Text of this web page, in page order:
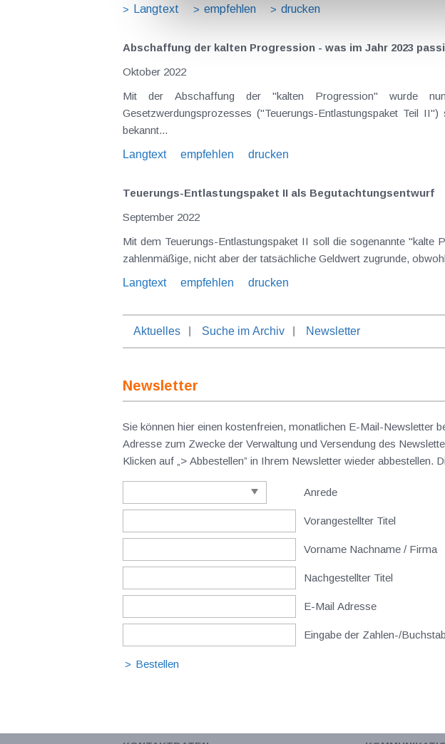
Langtext
empfehlen drucken
Abschaffung der kalten Progression - was im Jahr 2023
Oktober 2022
Mit der Abschaffung der "kalten Progression" wurde
Gesetzwerdungsprozesses ("Teuerungs-Entlastungspaket Teil
bekannt...
Langtext
empfehlen drucken
Teuerungs-Entlastungspaket II als Begutachtungsentwurf
September 2022
Mit dem Teuerungs-Entlastungspaket II soll die sogenannte
zahlenmäßige, nicht aber der tatsächliche Geldwert zugrunde,
Langtext
empfehlen drucken
Aktuelles Suche im Archiv Newsletter
Newsletter
Sie können hier einen kostenfreien, monatlichen E-Mail-Newsletter
Adresse zum Zwecke der Verwaltung und Versendung des
Klicken auf „> Abbestellen” in Ihrem Newsletter wieder
Anrede
Vorangestellter Titel
Vorname Nachname / Firma
Nachgestellter Titel
E-Mail Adresse
Eingabe der Zahlen-/